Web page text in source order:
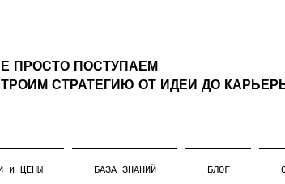
ПРОСТО ПОСТУПАЕМ
СТРАТЕГИЮ ОТ ИДЕИ ДО
и ЦЕНЫ БАЗА ЗНАНИЙ БЛОГ